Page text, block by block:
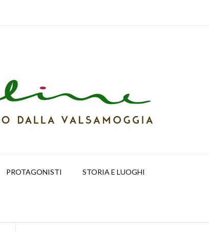
PROTAGONISTI STORIA E LUOGHI